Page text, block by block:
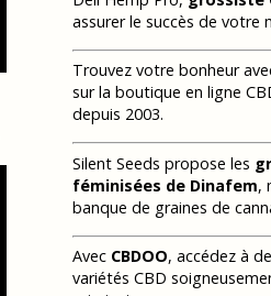
assurer le succès de votre
Trouvez votre bonheur
sur la boutique en ligne
depuis 2003.
Silent Seeds propose les
féminisées de Dinafem,
banque de graines de
Avec CBDOO, accédez à
variétés CBD